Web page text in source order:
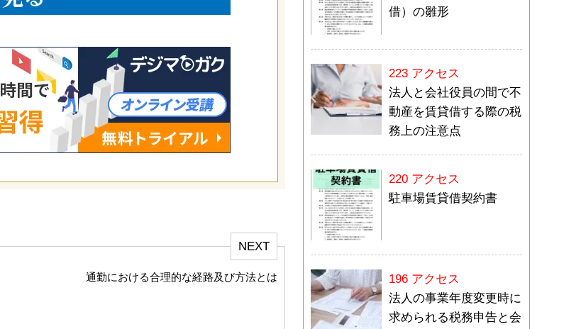
NEXT
通勤における合理的な経路及び方法とは
借）の雛形
223 アクセス
法人と会社役員の間で不
動産を賃貸借する際の税
務上の注意点
220 アクセス
駐車場賃貸借契約書
196 アクセス
法人の事業年度変更時に
求められる税務申告と会